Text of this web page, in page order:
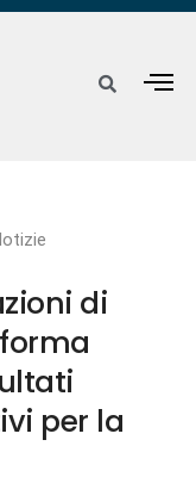
di
per la